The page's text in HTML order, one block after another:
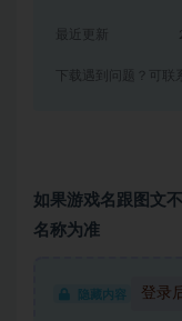
下载遇到问题？可联
如果游戏名跟图文
名称为准
隐藏内容 登录